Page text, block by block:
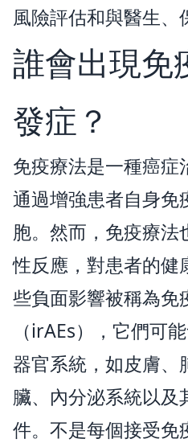
風險評估和與醫生、
誰會出現免
發症？
免疫療法是一種癌症
通過增強患者自身免
胞。然而，免疫療
性反應，對患者的健
些負面影響被稱為免
（irAEs），它們可
器官系統，如皮膚、
臟、內分泌系統以及
件。不是每個接受免